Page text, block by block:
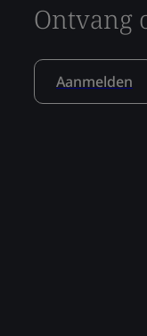
Ontvang
Aanmelden